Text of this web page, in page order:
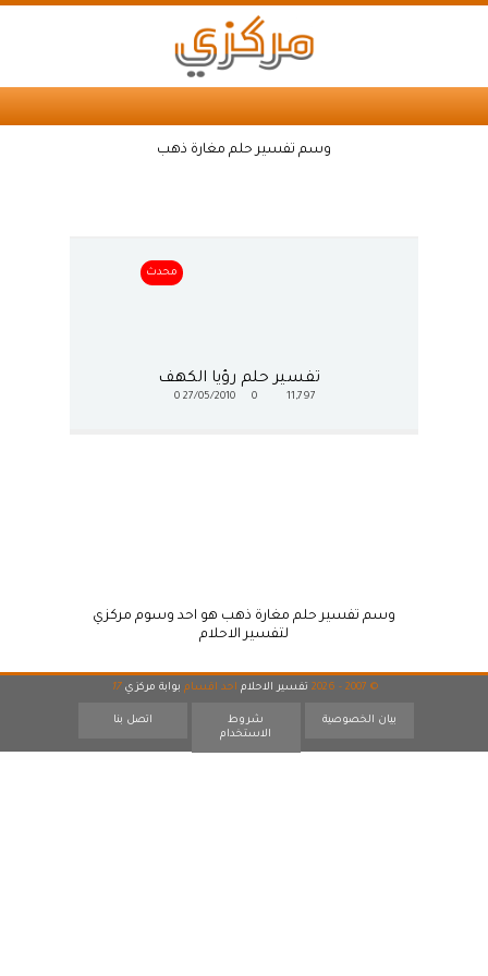
وسم تفسير حلم مغارة ذهب
محدث
تفسير حلم رؤيا الكهف
11,797
27/05/2010
0
وسم تفسير حلم مغارة ذهب هو احد وسوم مركزي
لتفسير الاحلام
© 2007 - 2026 تفسير الاحلام احد اقسام بوابة مركزي 17
بيان الخصوصية
شروط
الاستخدام
اتصل بنا